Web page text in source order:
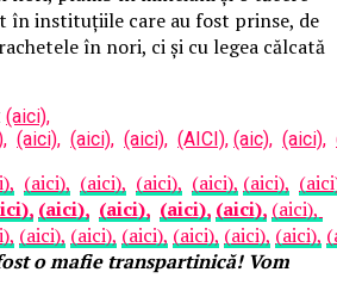
în instituțiile care au fost prinse, de
în nori, ci și cu legea călcată
(aici),
(aici), (aici), (aici), (AICI), (aic), (aici),
(aici), (aici), (aici), (aici), (aici),
(aici), (aici), (aici), (aici), (aici),
(aici), (aici), (aici), (aici), (aici), (aici),
o mafie transpartinică! Vom